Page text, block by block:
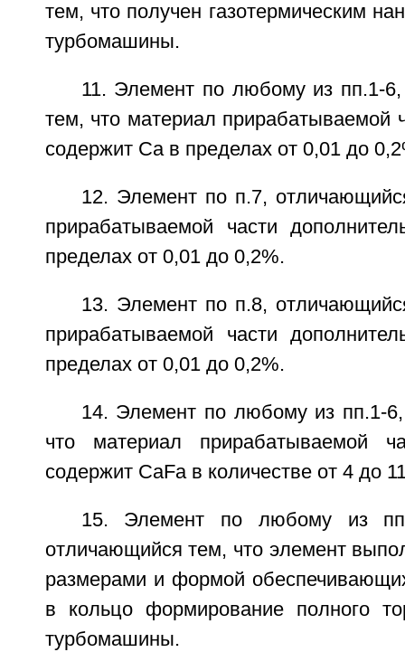
тем, что получен газотермическим
турбомашины.
11. Элемент по любому из пп.1-
тем, что материал прирабатываемой
содержит Са в пределах от 0,01 до
12. Элемент по п.7,
прирабатываемой части
пределах от 0,01 до 0,2%.
13. Элемент по п.8,
прирабатываемой части
пределах от 0,01 до 0,2%.
14. Элемент по любому из пп.1-
что материал прирабатываемой
содержит CaFa в количестве от 4 до
15. Элемент по любому из
отличающийся тем, что элемент
размерами и формой
в кольцо формирование полного
турбомашины.